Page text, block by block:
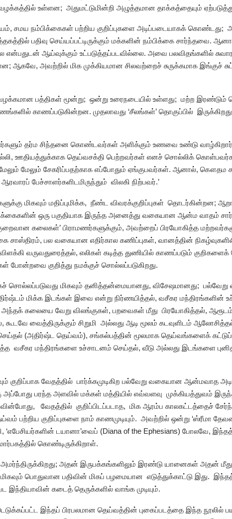
உள்ளன; அதுமட்டுமின்றி அழுத்தமான தாக்கத்தையும்
சமய நம்பிக்கைகள் பற்றிய குறிப்புகளை அடிப்படையாகக்
பதிவு செய்யப்பட்டிருக்கும் மக்களின் நம்பிக்கை சார்ந்தவை.
என்பதுடன் ஆய்வுக்கும் உட்படுத்தப்படவில்லை. அவை பலவிதங்களில்
ஆகவே, அவற்றில் மிக முக்கியமான சிலவற்றைச் சுருக்கமாக இங்குச்
பத்திகள் மூன்று; ஒன்று உரைநடையில் உள்ளது; மற்ற இரண்டும்
காணப்படுகின்றன. முதலாவது ‘சீலங்கள்’ தொகுப்பில்
தர்ம சிந்தனை கொண்டவர்கள் அளிக்கும் உணவை உண்டு
ஊதியத்துக்காக தெய்வசக்தி பெற்றவர்கள் எனச் சொல்லிக்
மேலும் சேகரிப்பதற்காக எப்போதும் ஏங்குபவர்கள். ஆனால், கௌதம
ஆரவாரப் பேச்சாளர்களிடமிருந்தும் விலகி நிற்பவர்.’
மிகவும் மதிப்புமிக்க, நீண்ட விவரக்குறிப்புகள் தொடர்கின்றன;
ஒரு பகுதியாக இருந்த அனைத்து வகையான ஆன்ம வாதம்
கலைகள்’ பிராமணர்களுக்கும், அவற்றைப் பிரயோகித்த
சாஸ்திரம், பல வகையான எதிர்கால கணிப்புகள், வானத்தின்
வருவதுரைத்தல், எலிகள் கடித்த துணியில் காணப்படும்
போன்றவை குறித்து நமக்குச் சொல்லப்படுகிறது.
சொல்லப்படுவது மிகவும் தனித்தன்மையானது, விசேஷமானது;
மிக்க இடங்கள் இவை என்று நிர்ணயித்தல், வசீகர மந்திரங்களின்
கலையை வேறு விலங்குகள், பறவைகள் மீது பிரயோகித்தல், ஆரூடம்
கூடவே வைத்திருக்கும் சிறுமி அல்லது ஆடி மூலம் கடவுளிடம்
செய்தல் (அதிர்ஷ்ட தெய்வம்), சங்கல்பத்தின் மூலமாக தெய்வங்களைக்
வசீகர மந்திரங்களை உச்சாடனம் செய்தல், வீடு அல்லது இடங்களை
குறிப்பாக வேதத்தில் பார்க்கமுடிகிற பல்வேறு வகையான ஆன்மவாத
அப்போது பரந்த அளவில் மக்கள் மத்தியில் எவ்வளவு முக்கியத்துவம்
ஆய்வின்போது, வேதத்தில் குறிப்பிடப்படாத, மிக ஆரம்ப காலகட்டத்தைச்
பற்றிய குறிப்புகளை நாம் காணமுடியும். அவற்றில் ஒன்று ‘ஸ்ரீமா
‘எபேசியர்களின் டயானா’வைப் (Diana of the Ephesians) போலவே,
கொண்டிருக்கிறாள்.
அதன் இருபக்கங்களிலும் இரண்டு யானைகள் அதன்
பொதுவான பதிவின் மிகப் பழமையான எடுத்துக்காட்டு இது.
இந்தியாவின் கடைத் தெருக்களில் வாங்க முடியும்.
இந்தப் பிரபலமான தெய்வத்தின் புகைப்படத்தை இந்த நூலில்